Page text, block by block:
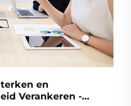
en
Verankeren -